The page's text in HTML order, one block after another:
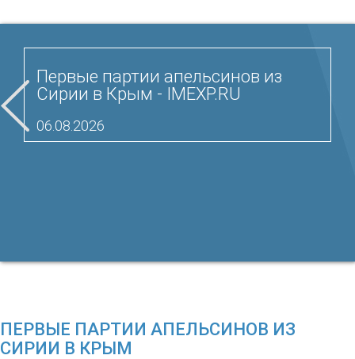
Первые партии апельсинов из
Сирии в Крым - IMEXP.RU
06.08.2026
ПЕРВЫЕ ПАРТИИ АПЕЛЬСИНОВ ИЗ
СИРИИ В КРЫМ